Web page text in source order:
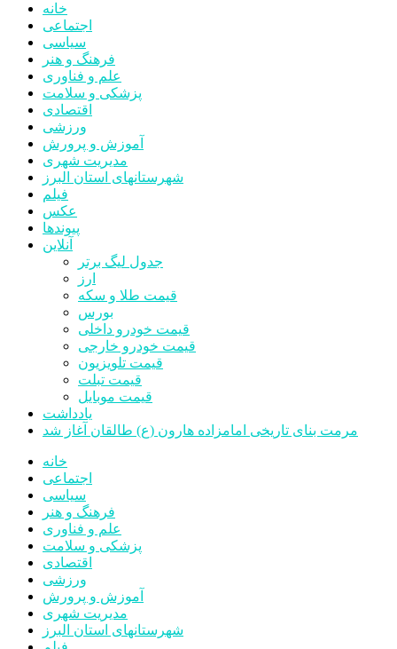
خانه
اجتماعی
سیاسی
فرهنگ و هنر
علم و فناوری
پزشکی و سلامت
اقتصادی
ورزشی
آموزش و پرورش
مدیریت شهری
شهرستانهای استان البرز
فیلم
عکس
پیوندها
آنلاین
جدول لیگ برتر
ارز
قیمت طلا و سکه
بورس
قیمت خودرو داخلی
قیمت خودرو خارجی
قیمت تلویزیون
قیمت تبلت
قیمت موبایل
یادداشت
مرمت بنای تاریخی امامزاده هارون (ع) طالقان آغاز شد
خانه
اجتماعی
سیاسی
فرهنگ و هنر
علم و فناوری
پزشکی و سلامت
اقتصادی
ورزشی
آموزش و پرورش
مدیریت شهری
شهرستانهای استان البرز